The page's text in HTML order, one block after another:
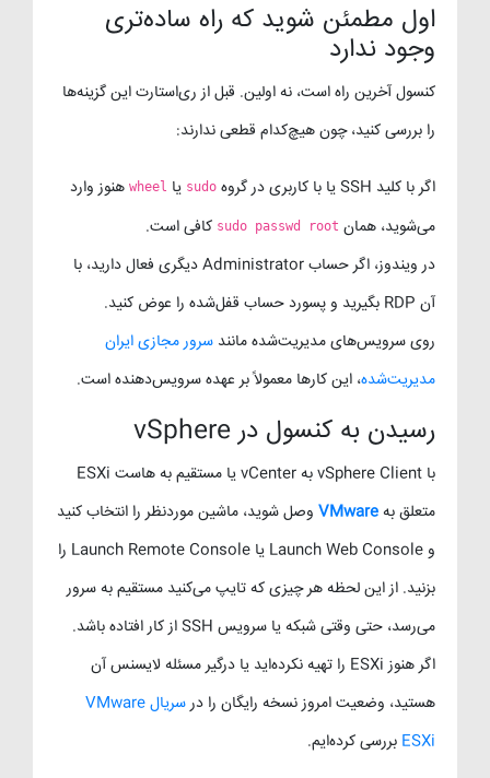
اول مطمئن شوید که راه ساده‌تری
وجود ندارد
کنسول آخرین راه است، نه اولین. قبل از ری‌استارت این گزینه‌ها
را بررسی کنید، چون هیچ‌کدام قطعی ندارند:
اگر با کلید SSH یا با کاربری در گروه sudo یا wheel هنوز وارد
می‌شوید، همان sudo passwd root کافی است.
در ویندوز، اگر حساب Administrator دیگری فعال دارید، با
آن RDP بگیرید و پسورد حساب قفل‌شده را عوض کنید.
روی سرویس‌های مدیریت‌شده مانند سرور مجازی ایران
مدیریت‌شده، این کارها معمولاً بر عهده سرویس‌دهنده است.
رسیدن به کنسول در vSphere
با vSphere Client به vCenter یا مستقیم به هاست ESXi
متعلق بهVMware وصل شوید، ماشین موردنظر را انتخاب کنید
و Launch Web Console یا Launch Remote Console را
بزنید. از این لحظه هر چیزی که تایپ می‌کنید مستقیم به سرور
می‌رسد، حتی وقتی شبکه یا سرویس SSH از کار افتاده باشد.
اگر هنوز ESXi را تهیه نکرده‌اید یا درگیر مسئله لایسنس آن
هستید، وضعیت امروز نسخه رایگان را در
سریال VMware
ESXi بررسی کرده‌ایم.